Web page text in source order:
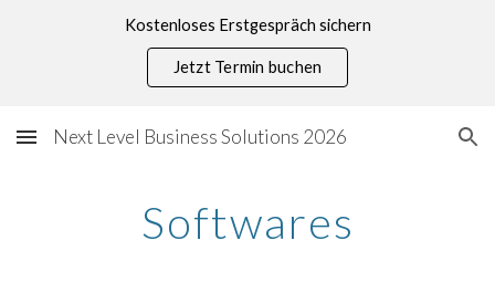
Kostenloses Erstgespräch sichern
Jetzt Termin buchen
Next Level Business Solutions 2026
Softwares